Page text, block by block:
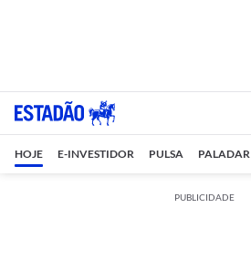
HOJE E-INVESTIDOR PULSA PALADAR
PUBLICIDADE